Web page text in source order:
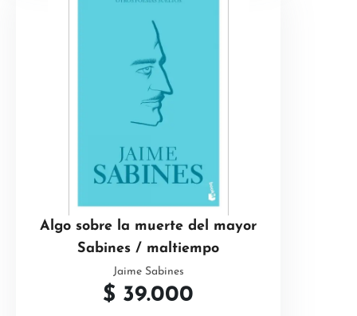
Algo sobre la muerte del mayor
Sabines / maltiempo
Jaime Sabines
$ 39.000